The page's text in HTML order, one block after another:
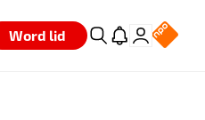
Word lid